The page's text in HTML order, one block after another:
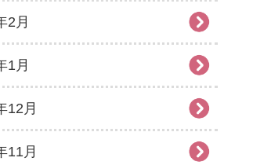
2月
1月
12月
11月